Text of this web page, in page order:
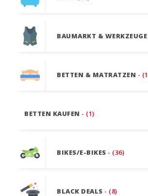
BAUMARKT & WERKZEUGE
BETTEN & MATRATZEN -
BETTEN KAUFEN - (1)
BIKES/E-BIKES - (36)
BLACK DEALS - (8)